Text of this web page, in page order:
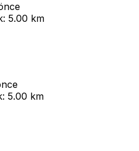
5.00 km
5.00 km